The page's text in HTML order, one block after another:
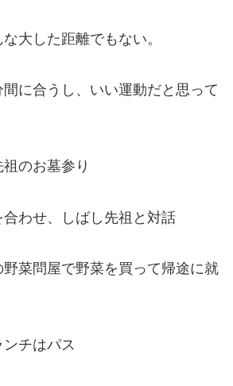
大した距離でもない。
間に合うし、いい運動だと思って
のお墓参り
わせ、しばし先祖と対話
菜問屋で野菜を買って帰途に就
チはパス